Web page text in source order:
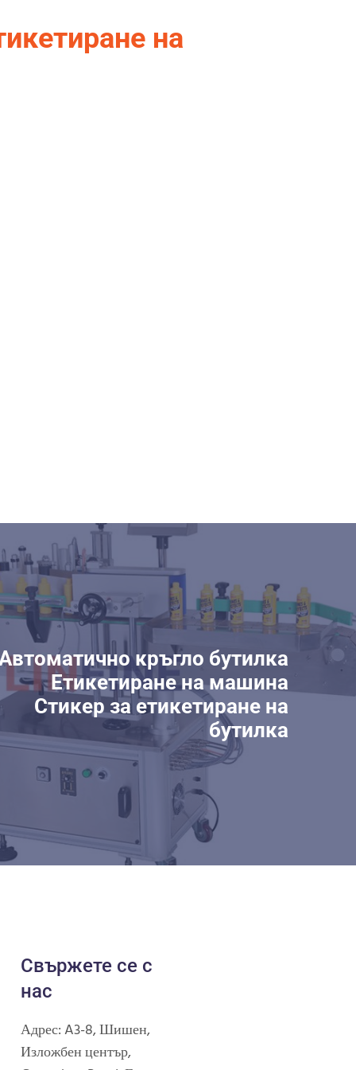
на
кръгло бутилка
Етикетиране на машина
Стикер за етикетиране на
бутилка
Свържете се с
нас
Адрес: A3-8, Шишен,
Изложбен център,